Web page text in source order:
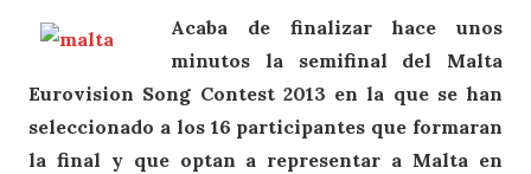
Acaba de finalizar hace unos
minutos la semifinal del Malta
Eurovision Song Contest 2013 en la que se han
seleccionado a los 16 participantes que formaran
la final y que optan a representar a Malta en